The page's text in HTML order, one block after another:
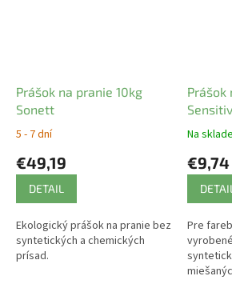
Prášok na pranie 10kg
Sonett
5 - 7 dní
€49,19
DETAIL
Ekologický prášok na pranie bez
syntetických a chemických
prísad.
Prášok
Na sklade
€9,74
DETAIL
Pre